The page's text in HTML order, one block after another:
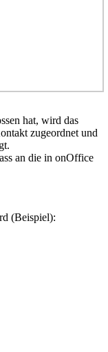
hat, wird das
zugeordnet und
an die in onOffice
(Beispiel):